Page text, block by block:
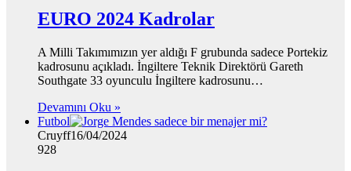
EURO 2024 Kadrolar
A Milli Takımımızın yer aldığı F grubunda sadece Portekiz
kadrosunu açıkladı. İngiltere Teknik Direktörü Gareth
Southgate 33 oyunculu İngiltere kadrosunu…
Devamını Oku »
Futbol
Cruyff16/04/2024
928